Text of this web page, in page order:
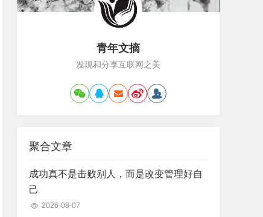
青年文摘
发现和分享互联网之美
聚合文章
成功真不是击败别人，而是改变管理好自
己
2026-08-07